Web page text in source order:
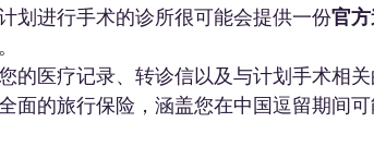
计划进行手术的诊所很可能会提供一份官
您的医疗记录、转诊信以及与计划手术相关
面的旅行保险，涵盖您在中国逗留期间